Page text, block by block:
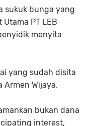
sukuk bunga yang
PT LEB
menyita
yang sudah disita
Armen Wijaya.
bukan dana
interest,